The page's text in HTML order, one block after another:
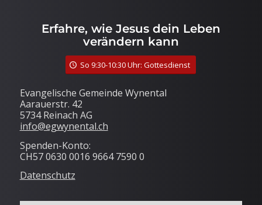
Erfahre, wie Jesus dein Leben
verändern kann
So 9:30-10:30 Uhr: Gottesdienst
Evangelische Gemeinde Wynental
Aarauerstr. 42
5734 Reinach AG
info@egwynental.ch
Spenden-Konto:
CH57 0630 0016 9664 7590 0
Datenschutz